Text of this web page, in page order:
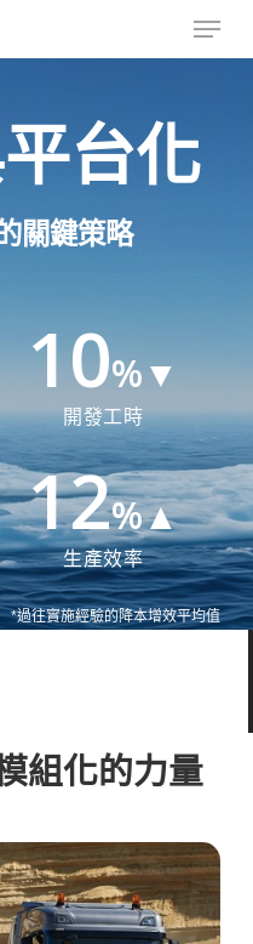
Menu
台化
關鍵策略
10%▼
開發工時
12%▲
生產效率
*過往實施經驗的降本增效平均值
組化的力量